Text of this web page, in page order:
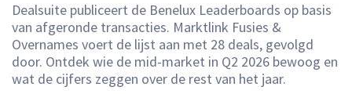
Dealsuite publiceert de Benelux Leaderboards op basis
van afgeronde transacties. Marktlink Fusies &
Overnames voert de lijst aan met 28 deals, gevolgd
door. Ontdek wie de mid-market in Q2 2026 bewoog en
wat de cijfers zeggen over de rest van het jaar.